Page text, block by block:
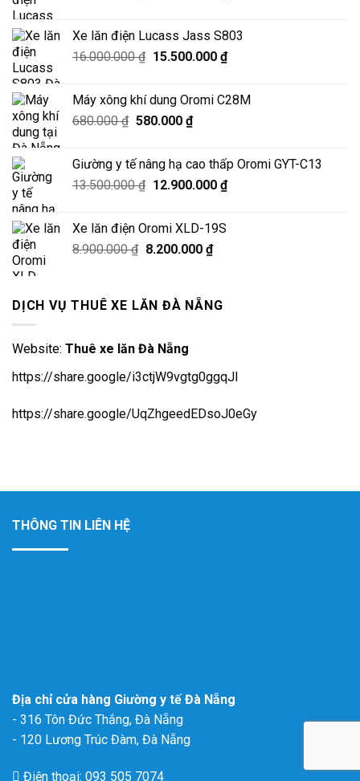
18.500.000 ₫.là:
17.000.000 ₫.
Xe lăn điện Lucass Jass S803
16.000.000₫ Giá
16.000.000 ₫.
15.500.000 ₫Giá
là:
Máy xông khí dung Oromi C28M
680.000₫ Giá
là:
680.000 ₫.
580.000 ₫Giá
là:
580.000 ₫.
Giường y tế nâng hạ cao thấp Oromi GYT-C13
13.500.000₫ Giá
13.500.000 ₫.
12.900.000 ₫Giá
Xe lăn điện Oromi XLD-19S
8.900.000₫ Giá
8.900.000 ₫.
8.200.000 ₫Giá
là:
DỊCH VỤ THUÊ XE LĂN ĐÀ NẴNG
Website: Thuê xe lăn Đà Nẵng
https://share.google/i3ctjW9vgtg0ggqJl
https://share.google/UqZhgeedEDsoJ0eGy
THÔNG TIN LIÊN HỆ
Địa chỉ cửa hàng Giường y tế Đà Nẵng
- 316 Tôn Đức Thắng, Đà Nẵng
- 120 Lương Trúc Đàm, Đà Nẵng
Điện thoại: 093 505 7074